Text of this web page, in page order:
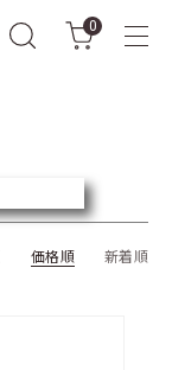
0
価格順 新着順